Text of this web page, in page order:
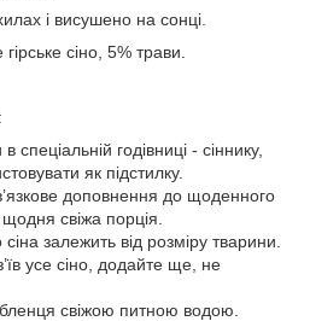
і висушено на сонці.
сіно, 5% трави.
годівниці - сіннику,
як підстилку.
доповнення до щоденного
свіжа порція.
залежить від розміру тварини.
усе сіно, додайте ще, не
свіжою питною водою.